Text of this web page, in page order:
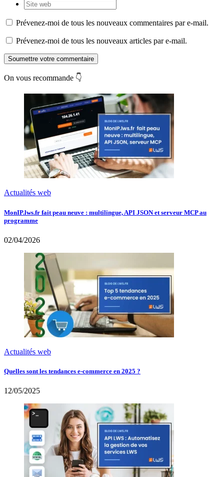
Prévenez-moi de tous les nouveaux commentaires par e-mail.
Prévenez-moi de tous les nouveaux articles par e-mail.
Soumettre votre commentaire
On vous recommande 👇
Actualités web
MonIP.lws.fr fait peau neuve : multilingue, API JSON et serveur MCP au
programme
02/04/2026
Actualités web
Quelles sont les tendances e-commerce en 2025 ?
12/05/2025